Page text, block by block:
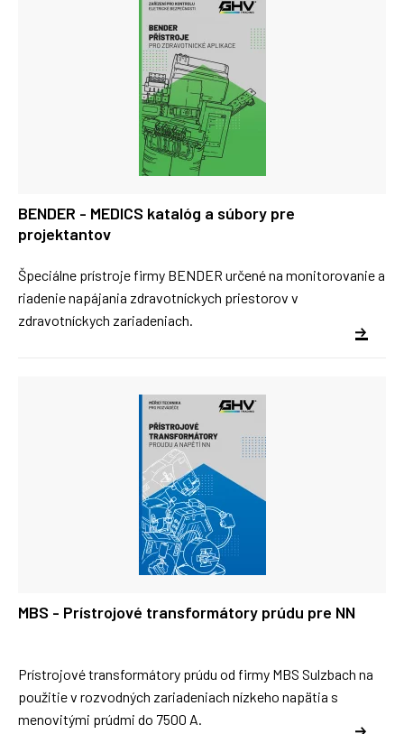
BENDER - MEDICS katalóg a súbory pre
projektantov
Špeciálne prístroje firmy BENDER určené na monitorovanie a
riadenie napájania zdravotníckych priestorov v
zdravotníckych zariadeniach.
MBS - Prístrojové transformátory prúdu pre NN
Prístrojové transformátory prúdu od firmy MBS Sulzbach na
použitie v rozvodných zariadeniach nízkeho napätia s
menovitými prúdmi do 7500 A.